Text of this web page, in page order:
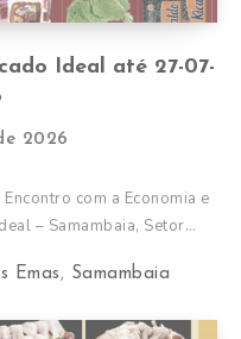
Ideal até 27-07-
2026
com a Economia e
– Samambaia, Setor…
Emas , Samambaia